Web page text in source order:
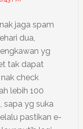
jaga spam
dua,
yg
tak dapat
check
lebih 100
sapa yg suka
pastikan e-